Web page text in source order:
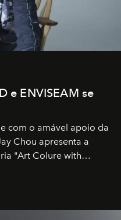
e ENVISEAM se
e com o amável apoio da
Chou apresenta a
"Art Colure with